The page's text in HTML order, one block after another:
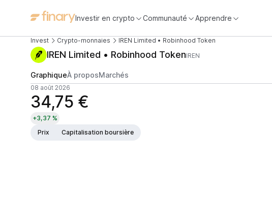
Investir en crypto Communauté Apprendre
Invest Crypto-monnaies IREN Limited • Robinhood Token
IREN Limited • Robinhood TokenIREN
GraphiqueÀ proposMarchés
08 août 2026
34,75 €
+3,37 %
Prix
Capitalisation boursière